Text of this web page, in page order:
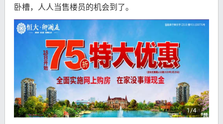
卧槽，人人当售楼员的机会到了。